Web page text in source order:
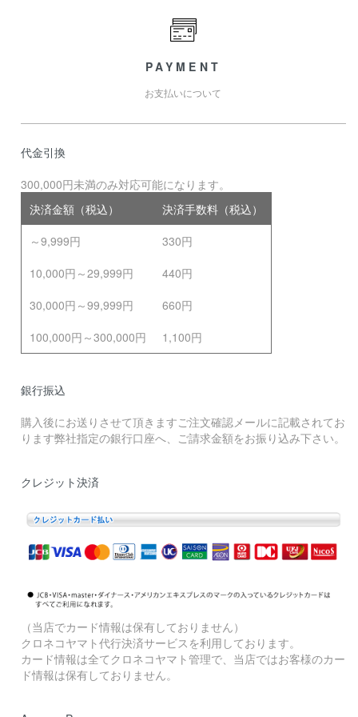
PAYMENT
お支払いについて
代金引換
300,000円未満のみ対応可能になります。
決済金額（税込）
決済手数料（税込）
～9,999円
330円
10,000円～29,999円
440円
30,000円～99,999円
660円
100,000円～300,000円
1,100円
銀行振込
購入後にお送りさせて頂きますご注文確認メールに記載されてお
ります弊社指定の銀行口座へ、ご請求金額をお振り込み下さい。
クレジット決済
（当店でカード情報は保有しておりません）
クロネコヤマト代行決済サービスを利用しております。
カード情報は全てクロネコヤマト管理で、当店ではお客様のカー
ド情報は保有しておりません。